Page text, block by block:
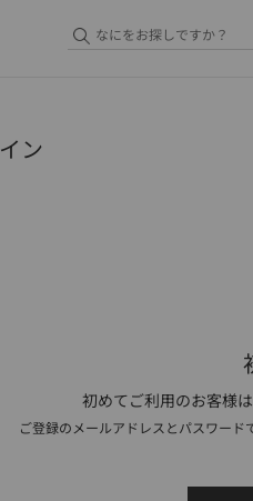
ン
初めてご利用のお客様
ご登録のメールアドレスとパスワード